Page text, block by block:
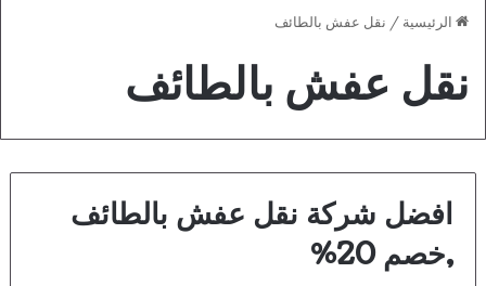
الرئيسية / نقل عفش بالطائف
نقل عفش بالطائف
افضل شركة نقل عفش بالطائف
,خصم 20%